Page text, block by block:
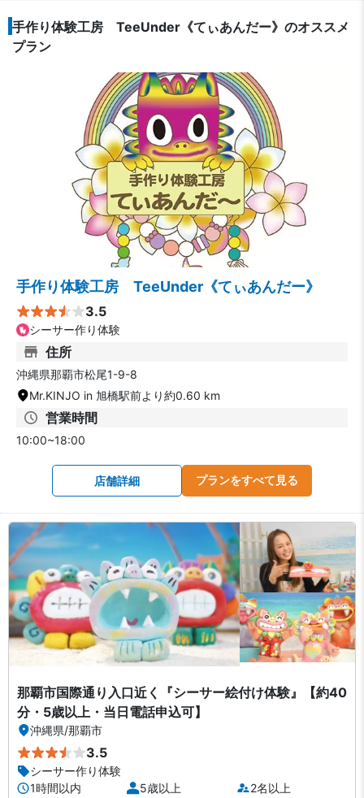
手作り体験工房 TeeUnder《てぃあんだー》のオススメ
プラン
手作り体験工房 TeeUnder《てぃあんだー》
3.5
シーサー作り体験
住所
沖縄県那覇市松尾1-9-8
Mr.KINJO in 旭橋駅前より約0.60 km
営業時間
10:00~18:00
店舗詳細 プランをすべて見る
那覇市国際通り入口近く『シーサー絵付け体験』【約40
分・5歳以上・当日電話申込可】
沖縄県/那覇市
3.5
シーサー作り体験
1時間以内
5歳以上
2名以上